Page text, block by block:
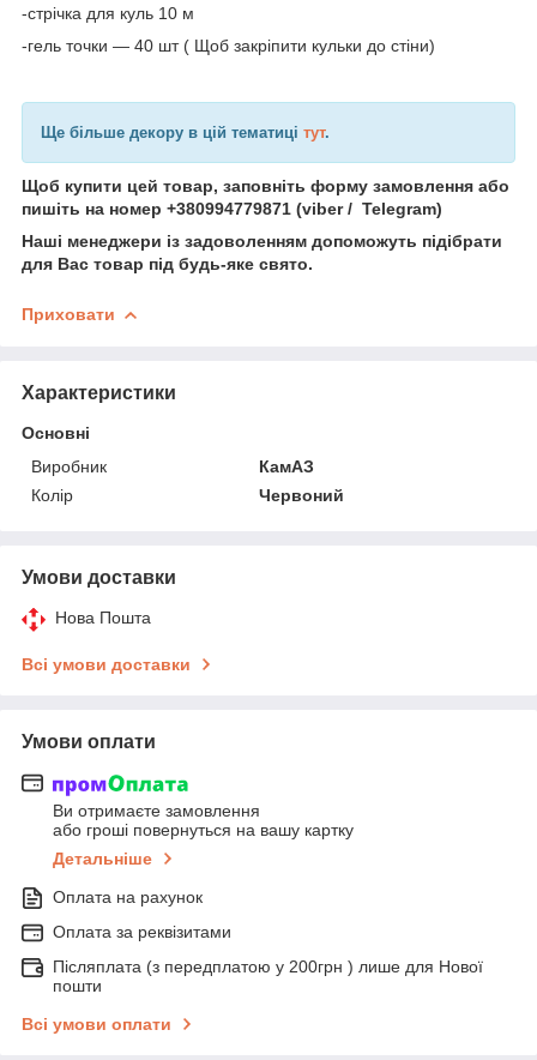
-стрічка для куль 10 м
-гель точки — 40 шт ( Щоб закріпити кульки до стіни)
Ще більше декору в цій тематиці тут.
Щоб купити цей товар, заповніть форму замовлення або
пишіть на номер +380994779871 (viber / Telegram)
Наші менеджери із задоволенням допоможуть підібрати
для Вас товар під будь-яке свято.
Приховати
Характеристики
Основні
Виробник
КамАЗ
Колір
Червоний
Умови доставки
Нова Пошта
Всі умови доставки
Умови оплати
Ви отримаєте замовлення
або гроші повернуться на вашу картку
Детальніше
Оплата на рахунок
Оплата за реквізитами
Післяплата (з передплатою у 200грн ) лише для Нової
пошти
Всі умови оплати